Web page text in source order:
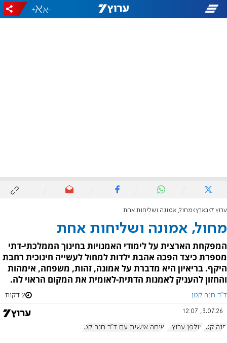
-
+
ערוץ 7 בארץ מחול, אמונה ושליחות אחת
מחול, אמונה ושליחות אחת
המפקחת הארצית על לימודי האמנויות בחינוך הממלכתי-דתי
מספרת כיצד הפכה אהבת ילדות למחול לעשייה חינוכית רחבת
היקף. בריאיון היא מדברת על אמונה, זהות, משפחה, אימהות
והחזון להעניק לאמנות הדתית-לאומית את המקום הראוי לה.
ד"ר חנה קטן 2 דקות
3.07.26, 12:07
חנה קטן אולפן ערוץ 7 שיחה אישית עם ד"ר חנה קטן